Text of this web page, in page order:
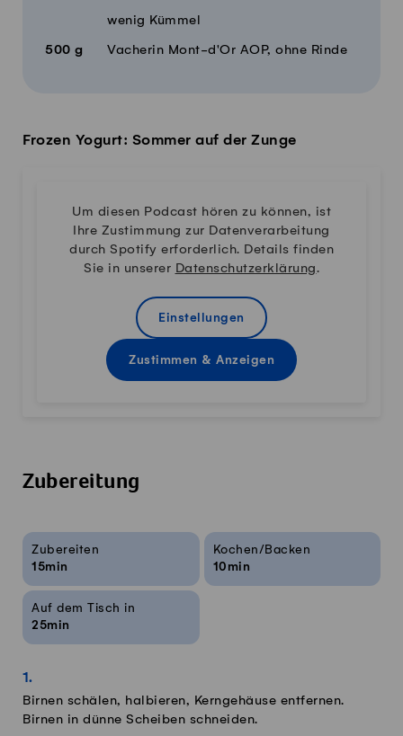
wenig Kümmel
500 g Vacherin Mont-d'Or AOP, ohne Rinde
Frozen Yogurt: Sommer auf der Zunge
Um diesen Podcast hören zu können, ist
Ihre Zustimmung zur Datenverarbeitung
durch Spotify erforderlich. Details finden
Sie in unserer Datenschutzerklärung.
Einstellungen
Zustimmen & Anzeigen
Zubereitung
Rezeptinfos
Zubereiten
15min
Kochen/Backen
10min
Auf dem Tisch in
25min
Birnen schälen, halbieren, Kerngehäuse entfernen.
Birnen in dünne Scheiben schneiden.